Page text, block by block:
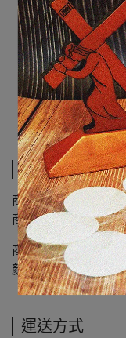
規格說明
商品類別 : 樹脂；
商品尺寸 :長 21.5
商品圖檔顏色因電
顏色為準，請見諒
運送方式